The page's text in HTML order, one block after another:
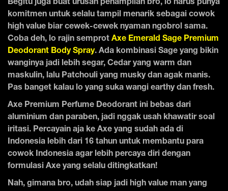
Begitu juga buat urusan penampilan bro, lo harus punya
komitmen untuk selalu tampil menarik sebagai cowok
high value biar cewek-cewek nyaman ngobrol sama.
Coba deh, lo rajin semprot Axe Emerald Sage Premium
Deodorant Body Spray. Ada kombinasi Sage yang bikin
wanginya jadi lebih segar, Cedar yang warm dan
maskulin, lalu Patchouli yang musky dan agak manis.
Pas banget kalau lo yang suka wangi earthy dan fresh.
Axe Premium Perfume Deodorant ini bebas dari
aluminium dan paraben, jadi nggak usah khawatir soal
iritasi. Percayain aja ke Axe yang sudah ada di
Indonesia lebih dari 16 tahun untuk membantu para
cowok Indonesia agar lebih percaya diri dengan
formulasi Axe yang selalu ditingkatkan!
Nah, gimana bro, udah siap jadi high value man yang